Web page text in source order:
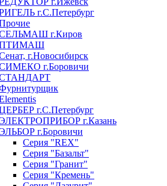
г.С.Петербург
г.Киров
г.Новосибирск
г.Боровичи
г.С.Петербург
г.Казань
г.Боровичи
Серия "REX"
Серия "Базальт"
Серия "Гранит"
Серия "Кремень"